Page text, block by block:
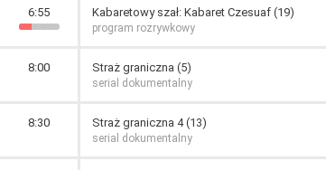
6:55 Kabaretowy szał: Kabaret Czesuaf (19)
program rozrywkowy
8:00 Straż graniczna (5)
serial dokumentalny
8:30 Straż graniczna 4 (13)
serial dokumentalny